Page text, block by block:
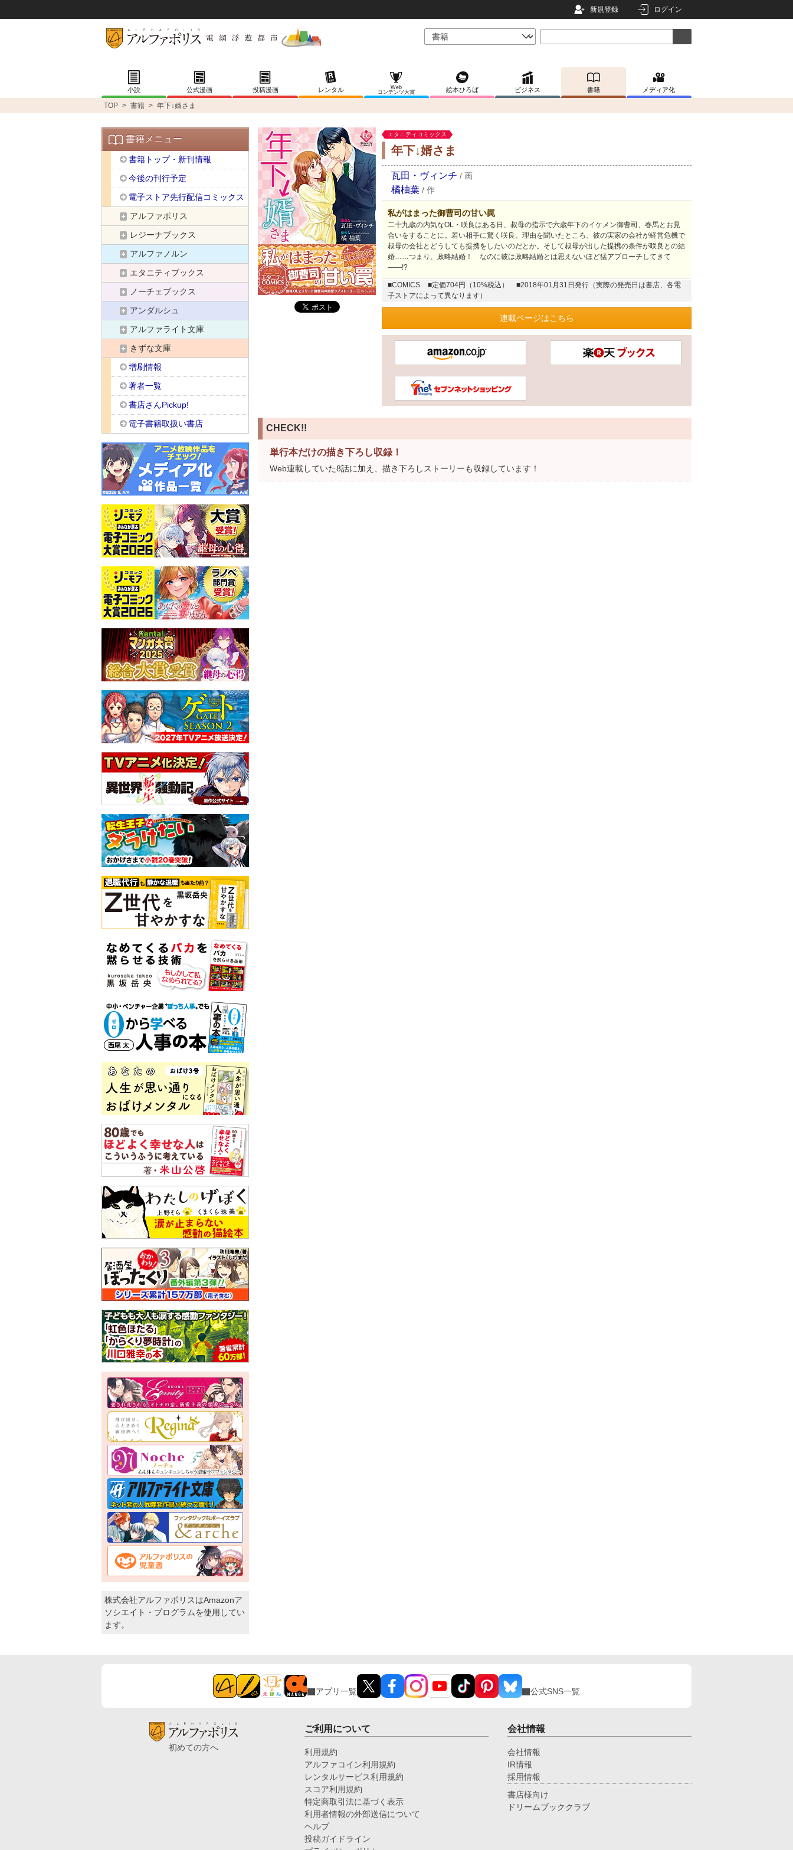
新規登録 ログイン
小説 公式漫画 投稿漫画 レンタル
Web
コンテンツ大賞
絵本ひろば ビジネス 書籍 メディア化
TOP > 書籍 > 年下↓婿さま
エタニティコミックス
年下↓婿さま
瓦田・ヴィンチ / 画
橘柚葉 / 作
私がはまった御曹司の甘い罠
二十九歳の内気なOL・咲良はある日、叔母の指示で六歳年下のイケメン御曹司、春馬とお見
合いをすることに。若い相手に驚く咲良。理由を聞いたところ、彼の実家の会社が経営危機で
叔母の会社とどうしても提携をしたいのだとか。そして叔母が出した提携の条件が咲良との結
婚……つまり、政略結婚！ なのに彼は政略結婚とは思えないほど猛アプローチしてきて
――!?
■COMICS ■定価704円（10%税込）
■2018年01月31日発行（実際の発売日は書店、各電
子ストアによって異なります）
連載ページはこちら
CHECK!!
単行本だけの描き下ろし収録！
Web連載していた8話に加え、描き下ろしストーリーも収録しています！
書籍メニュー
書籍トップ・新刊情報
今後の刊行予定
電子ストア先行配信コミックス
アルファポリス
レジーナブックス
アルファノルン
エタニティブックス
ノーチェブックス
アンダルシュ
アルファライト文庫
きずな文庫
増刷情報
著者一覧
書店さんPickup!
電子書籍取扱い書店
株式会社アルファポリスはAmazonア
ソシエイト・プログラムを使用してい
ます。
アプリ一覧 公式SNS一覧
初めての方へ
ご利用について
利用規約
アルファコイン利用規約
レンタルサービス利用規約
スコア利用規約
特定商取引法に基づく表示
利用者情報の外部送信について
ヘルプ
投稿ガイドライン
会社情報
会社情報
IR情報
採用情報
書店様向け
ドリームブッククラブ